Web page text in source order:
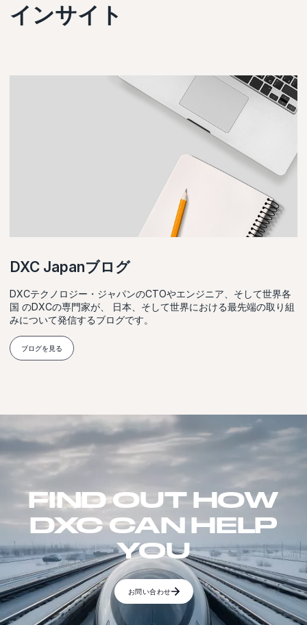
インサイト
DXC Japanブログ
DXCテクノロジー・ジャパンのCTOやエンジニア、そして世界各
国 のDXCの専門家が、 日本、そして世界における最先端の取り組
みについて発信するブログです。
ブログを見る
FIND OUT HOW
DXC CAN HELP
YOU
お問い合わせ